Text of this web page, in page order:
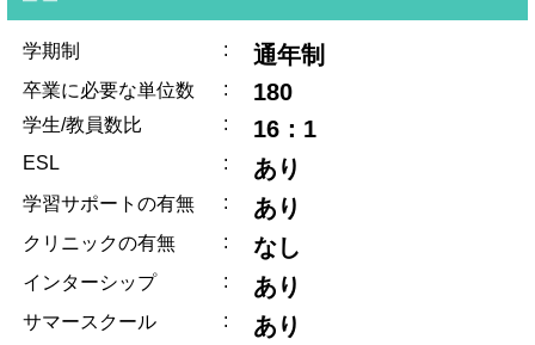
学期制 : 通年制
卒業に必要な単位数 : 180
学生/教員数比 : 16：1
ESL : あり
学習サポートの有無 : あり
クリニックの有無 : なし
インターシップ : あり
サマースクール : あり